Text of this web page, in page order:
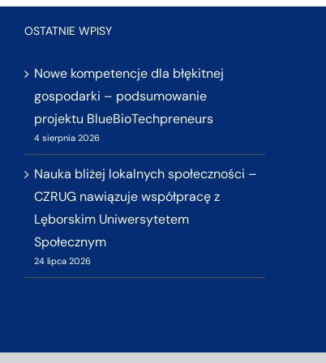
OSTATNIE WPISY
Nowe kompetencje dla błękitnej
gospodarki – podsumowanie
projektu BlueBioTechpreneurs
4 sierpnia 2026
Nauka bliżej lokalnych społeczności –
CZRUG nawiązuje współpracę z
Lęborskim Uniwersytetem
Społecznym
24 lipca 2026